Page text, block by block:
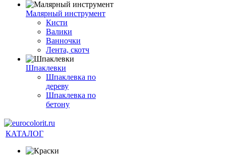
Малярный инструмент
Кисти
Валики
Ванночки
Лента, скотч
Шпаклевки
Шпаклевка по
дереву
Шпаклевка по
бетону
КАТАЛОГ